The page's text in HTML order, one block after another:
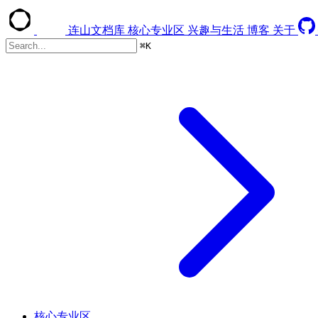
连山文档库 核心专业区 兴趣与生活 博客 关于
⌘K